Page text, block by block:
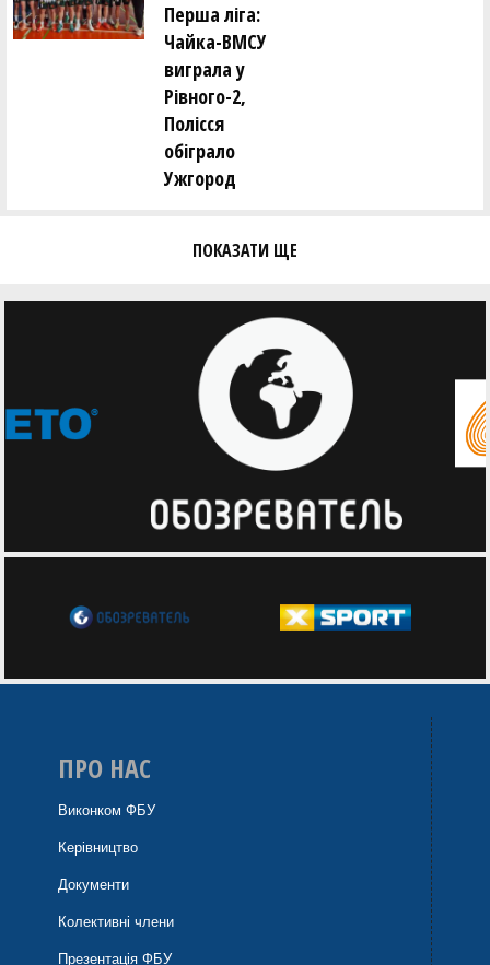
Перша ліга:
Чайка-ВМСУ
виграла у
Рівного-2,
Полісся
обіграло
Ужгород
ПОКАЗАТИ ЩЕ
ПРО НАС
Виконком ФБУ
Керівництво
Документи
Колективні члени
Презентація ФБУ